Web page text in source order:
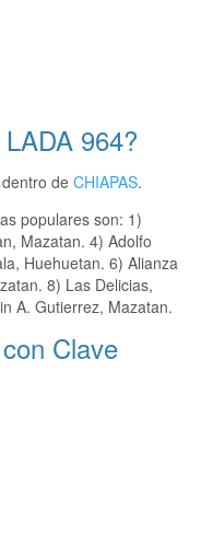
964?
de CHIAPAS.
populares son: 1)
Mazatan. 4) Adolfo
Huehuetan. 6) Alianza
8) Las Delicias,
A. Gutierrez, Mazatan.
Clave